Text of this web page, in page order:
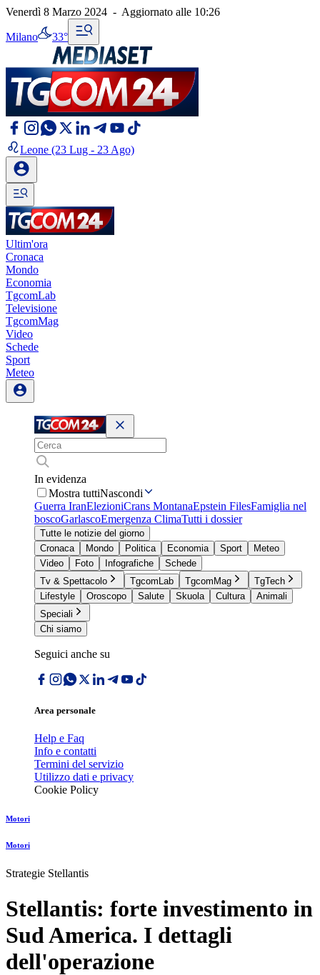
Venerdì 8 Marzo 2024 - Aggiornato alle 10:26
Milano 33°
Leone (23 Lug - 23 Ago)
Ultim'ora
Cronaca
Mondo
Economia
TgcomLab
Televisione
TgcomMag
Video
Schede
Sport
Meteo
In evidenza
Mostra tuttiNascondi
Guerra IranElezioniCrans MontanaEpstein FilesFamiglia nel
boscoGarlascoEmergenza ClimaTutti i dossier
Tutte le notizie del giorno
Cronaca
Mondo Politica Economia Sport
Meteo
Video
Foto Infografiche
Schede
Tv & Spettacolo
TgcomLab TgcomMag
TgTech
Lifestyle
Oroscopo Salute Skuola Cultura
Animali
Speciali
Chi siamo
Seguici anche su
Area personale
Help e Faq
Info e contatti
Termini del servizio
Utilizzo dati e privacy
Cookie Policy
Motori
Motori
Strategie Stellantis
Stellantis: forte investimento in
Sud America. I dettagli
dell'operazione